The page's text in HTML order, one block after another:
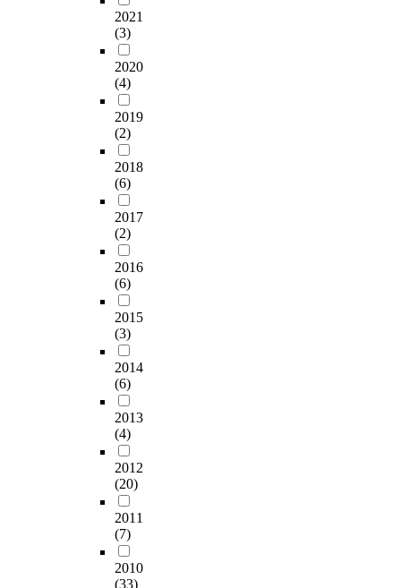
2021
(3)
2020
(4)
2019
(2)
2018
(6)
2017
(2)
2016
(6)
2015
(3)
2014
(6)
2013
(4)
2012
(20)
2011
(7)
2010
(33)